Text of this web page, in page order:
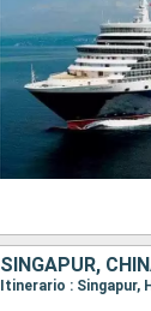
SINGAPUR,
Itinerario : Singapur,